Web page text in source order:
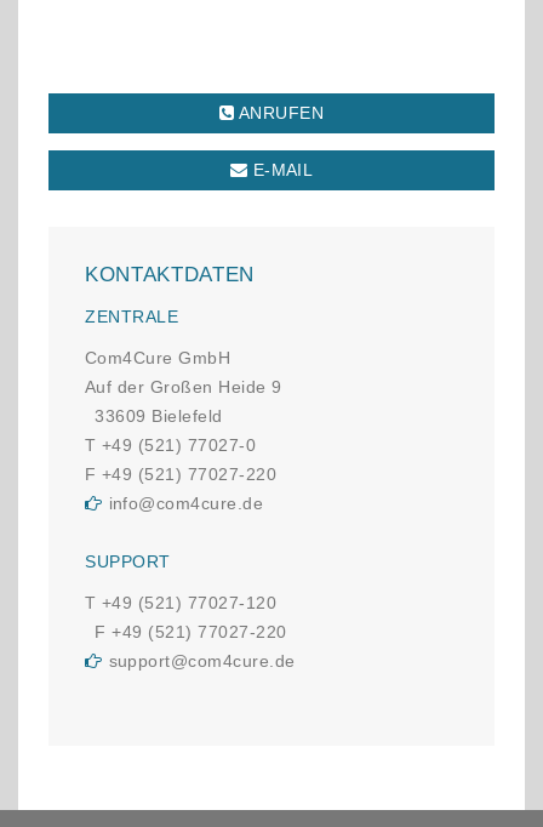
ANRUFEN
E-MAIL
KONTAKTDATEN
ZENTRALE
Com4Cure GmbH
Auf der Großen Heide 9
33609 Bielefeld
T +49 (521) 77027-0
F +49 (521) 77027-220
info@com4cure.de
SUPPORT
T +49 (521) 77027-120
F +49 (521) 77027-220
support@com4cure.de